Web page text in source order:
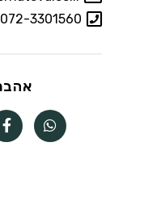
072-3301560